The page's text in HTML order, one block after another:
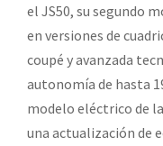
el JS50, su segundo
en versiones de
coupé y avanzada
autonomía de hasta
modelo eléctrico de
una actualización de